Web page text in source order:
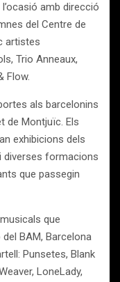
amb direcció
del Centre de
artistes
Trio Anneaux,
Flow.
als barcelonins
de Montjuïc. Els
exhibicions dels
diverses formacions
que passegin
que
BAM, Barcelona
Punsetes, Blank
LoneLady,